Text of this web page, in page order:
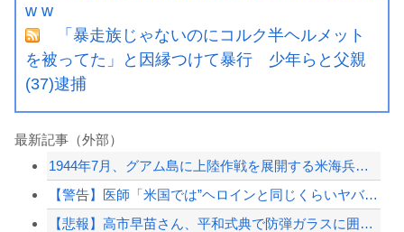
w w
「暴走族じゃないのにコルク半ヘルメット
を被ってた」と因縁つけて暴行 少年らと父親
(37)逮捕
最新記事（外部）
1944年7月、グアム島に上陸作戦を展開する米海兵隊を空撮！
【警告】医師「米国では”ヘロインと同じくらいヤバい薬”が日本では平気で処方されて...
【悲報】高市早苗さん、平和式典で防弾ガラスに囲われながらスピーチ